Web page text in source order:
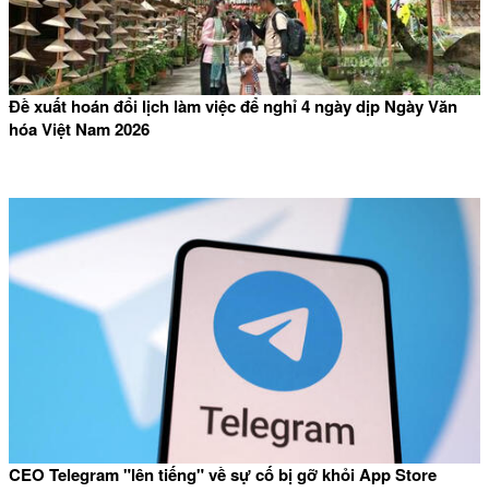
Đề xuất hoán đổi lịch làm việc để nghỉ 4 ngày dịp Ngày Văn
hóa Việt Nam 2026
CEO Telegram "lên tiếng" về sự cố bị gỡ khỏi App Store